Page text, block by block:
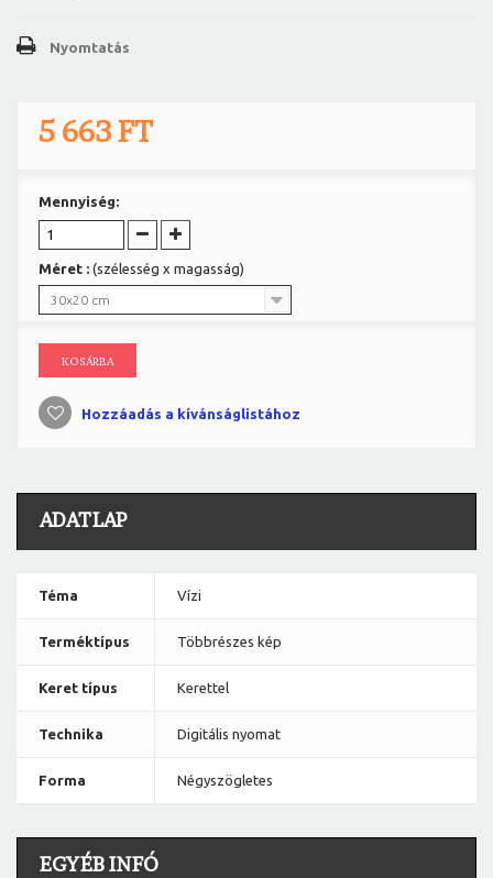
Nyomtatás
5 663 FT
Mennyiség:
Méret : (szélesség x magasság)
30x20 cm
KOSÁRBA
Hozzáadás a kívánságlistához
ADATLAP
Téma Vízi
Terméktípus Többrészes kép
Keret típus Kerettel
Technika Digitális nyomat
Forma Négyszögletes
EGYÉB INFÓ